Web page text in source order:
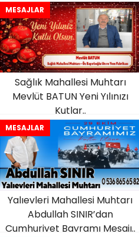
MESAJLAR
Sağlık Mahallesi Muhtarı
Mevlüt BATUN Yeni Yılınızı
Kutlar..
MESAJLAR
Yalıevleri Mahallesi Muhtarı
Abdullah SINIR’dan
Cumhuriyet Bayramı Mesajı..